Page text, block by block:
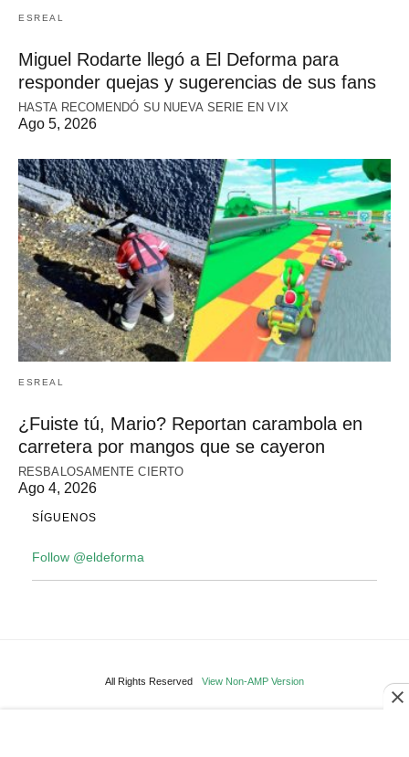
ESREAL
Miguel Rodarte llegó a El Deforma para
responder quejas y sugerencias de sus fans
HASTA RECOMENDÓ SU NUEVA SERIE EN VIX
Ago 5, 2026
ESREAL
¿Fuiste tú, Mario? Reportan carambola en
carretera por mangos que se cayeron
RESBALOSAMENTE CIERTO
Ago 4, 2026
SÍGUENOS
Follow @eldeforma
All Rights Reserved View Non-AMP Version